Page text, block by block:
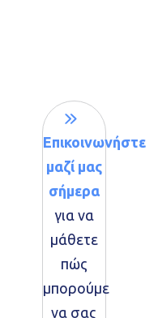
Επικοινωνήστε
μαζί μας
σήμερα
για να
μάθετε
πώς
μπορούμε
να σας